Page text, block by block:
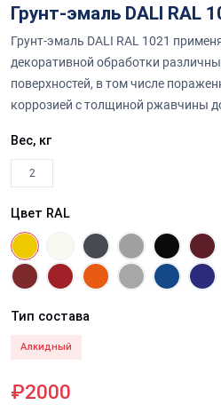
Грунт-эмаль DALI RAL
Грунт-эмаль DALI RAL 1021
декоративной обработки
поверхностей, в том числе
коррозией с толщиной ржавчины
Вес, кг
2
Цвет RAL
Тип состава
Алкидный
₽2000